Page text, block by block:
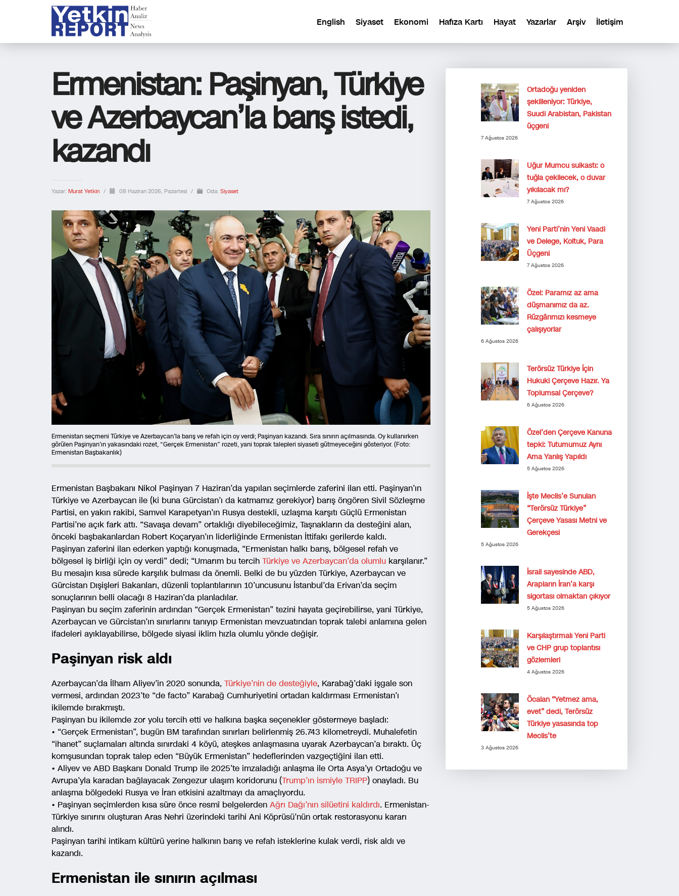
English Siyaset Ekonomi Hafıza Kartı Hayat Yazarlar Arşiv İletişim
Ermenistan: Paşinyan, Türkiye
ve Azerbaycan’la barış istedi,
kazandı
Yazar: Murat Yetkin / 08 Haziran 2026, Pazartesi / Oda: Siyaset
Ermenistan seçmeni Türkiye ve Azerbaycan’la barış ve refah için oy verdi; Paşinyan kazandı. Sıra sınırın açılmasında. Oy kullanırken
görülen Paşinyan’ın yakasındaki rozet, “Gerçek Ermenistan” rozeti, yani toprak talepleri siyaseti gütmeyeceğini gösteriyor. (Foto:
Ermenistan Başbakanlık)
Ermenistan Başbakanı Nikol Paşinyan 7 Haziran’da yapılan seçimlerde zaferini ilan etti. Paşinyan’ın
Türkiye ve Azerbaycan ile (ki buna Gürcistan’ı da katmamız gerekiyor) barış öngören Sivil Sözleşme
Partisi, en yakın rakibi, Samvel Karapetyan’ın Rusya destekli, uzlaşma karşıtı Güçlü Ermenistan
Partisi’ne açık fark attı. “Savaşa devam” ortaklığı diyebileceğimiz, Taşnakların da desteğini alan,
önceki başbakanlardan Robert Koçaryan’ın liderliğinde Ermenistan İttifakı gerilerde kaldı.
Paşinyan zaferini ilan ederken yaptığı konuşmada, “Ermenistan halkı barış, bölgesel refah ve
bölgesel iş birliği için oy verdi” dedi; “Umarım bu tercih Türkiye ve Azerbaycan’da olumlu karşılanır.”
Bu mesajın kısa sürede karşılık bulması da önemli. Belki de bu yüzden Türkiye, Azerbaycan ve
Gürcistan Dışişleri Bakanları, düzenli toplantılarının 10’uncusunu İstanbul’da Erivan’da seçim
sonuçlarının belli olacağı 8 Haziran’da planladılar.
Paşinyan bu seçim zaferinin ardından “Gerçek Ermenistan” tezini hayata geçirebilirse, yani Türkiye,
Azerbaycan ve Gürcistan’ın sınırlarını tanıyıp Ermenistan mevzuatından toprak talebi anlamına gelen
ifadeleri ayıklayabilirse, bölgede siyasi iklim hızla olumlu yönde değişir.
Paşinyan risk aldı
Azerbaycan’da İlham Aliyev’in 2020 sonunda, Türkiye’nin de desteğiyle, Karabağ’daki işgale son
vermesi, ardından 2023’te “de facto” Karabağ Cumhuriyetini ortadan kaldırması Ermenistan’ı
ikilemde bırakmıştı.
Paşinyan bu ikilemde zor yolu tercih etti ve halkına başka seçenekler göstermeye başladı:
• “Gerçek Ermenistan”, bugün BM tarafından sınırları belirlenmiş 26.743 kilometreydi. Muhalefetin
“ihanet” suçlamaları altında sınırdaki 4 köyü, ateşkes anlaşmasına uyarak Azerbaycan’a bıraktı. Üç
komşusundan toprak talep eden “Büyük Ermenistan” hedeflerinden vazgeçtiğini ilan etti.
• Aliyev ve ABD Başkanı Donald Trump ile 2025’te imzaladığı anlaşma ile Orta Asya’yı Ortadoğu ve
Avrupa’yla karadan bağlayacak Zengezur ulaşım koridorunu (Trump’ın ismiyle TRIPP) onayladı. Bu
anlaşma bölgedeki Rusya ve İran etkisini azaltmayı da amaçlıyordu.
• Paşinyan seçimlerden kısa süre önce resmî belgelerden Ağrı Dağı’nın silüetini kaldırdı. Ermenistan-
Türkiye sınırını oluşturan Aras Nehri üzerindeki tarihi Ani Köprüsü’nün ortak restorasyonu kararı
alındı.
Paşinyan tarihi intikam kültürü yerine halkının barış ve refah isteklerine kulak verdi, risk aldı ve
kazandı.
Ermenistan ile sınırın açılması
Ortadoğu yeniden
şekilleniyor: Türkiye,
Suudi Arabistan, Pakistan
üçgeni
7 Ağustos 2026
Uğur Mumcu suikastı: o
tuğla çekilecek, o duvar
yıkılacak mı?
7 Ağustos 2026
Yeni Parti’nin Yeni Vaadi
ve Delege, Koltuk, Para
Üçgeni
7 Ağustos 2026
Özel: Paramız az ama
düşmanımız da az.
Rüzgârımızı kesmeye
çalışıyorlar
6 Ağustos 2026
Terörsüz Türkiye İçin
Hukuki Çerçeve Hazır. Ya
Toplumsal Çerçeve?
6 Ağustos 2026
Özel’den Çerçeve Kanuna
tepki: Tutumumuz Aynı
Ama Yanlış Yapıldı
5 Ağustos 2026
İşte Meclis’e Sunulan
“Terörsüz Türkiye”
Çerçeve Yasası Metni ve
Gerekçesi
5 Ağustos 2026
İsrail sayesinde ABD,
Arapların İran’a karşı
sigortası olmaktan çıkıyor
5 Ağustos 2026
Karşılaştırmalı Yeni Parti
ve CHP grup toplantısı
gözlemleri
4 Ağustos 2026
Öcalan “Yetmez ama,
evet” dedi, Terörsüz
Türkiye yasasında top
Meclis’te
3 Ağustos 2026